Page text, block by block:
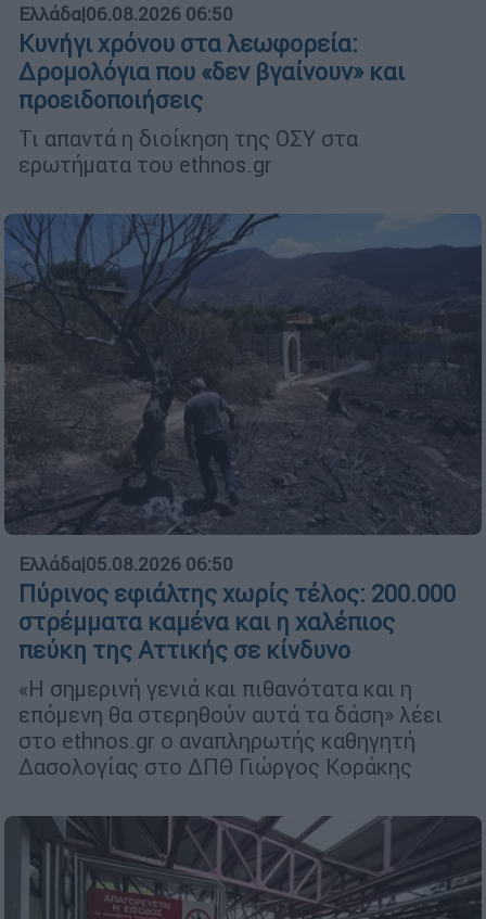
Ελλάδα|06.08.2026 06:50
Κυνήγι χρόνου στα λεωφορεία:
Δρομολόγια που «δεν βγαίνουν» και
προειδοποιήσεις
Τι απαντά η διοίκηση της ΟΣΥ στα
ερωτήματα του ethnos.gr
Ελλάδα|05.08.2026 06:50
Πύρινος εφιάλτης χωρίς τέλος: 200.000
στρέμματα καμένα και η χαλέπιος
πεύκη της Αττικής σε κίνδυνο
«Η σημερινή γενιά και πιθανότατα και η
επόμενη θα στερηθούν αυτά τα δάση» λέει
στο ethnos.gr o αναπληρωτής καθηγητή
Δασολογίας στο ΔΠΘ Γιώργος Κοράκης